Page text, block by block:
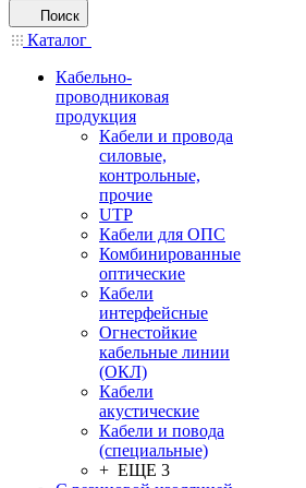
Поиск
Каталог
Кабельно-
проводниковая
продукция
Кабели и провода
силовые,
контрольные,
прочие
UTP
Кабели для ОПС
Комбинированные
оптические
Кабели
интерфейсные
Огнестойкие
кабельные линии
(ОКЛ)
Кабели
акустические
Кабели и повода
(специальные)
+ ЕЩЕ 3